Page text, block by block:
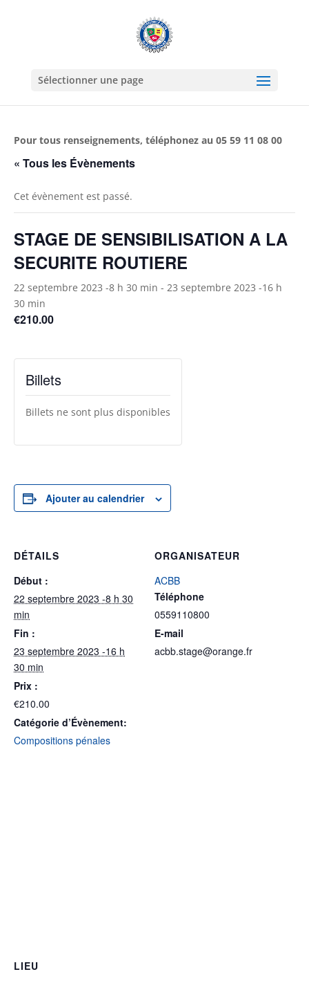
Sélectionner une page
Pour tous renseignements, téléphonez au 05 59 11 08 00
« Tous les Évènements
Cet évènement est passé.
STAGE DE SENSIBILISATION A LA
SECURITE ROUTIERE
22 septembre 2023 -8 h 30 min - 23 septembre 2023 -16 h
30 min
€210.00
Billets
Billets ne sont plus disponibles
Ajouter au calendrier
DÉTAILS
Début :
22 septembre 2023 -8 h 30
min
Fin :
23 septembre 2023 -16 h
30 min
Prix :
€210.00
Catégorie d’Évènement:
Compositions pénales
ORGANISATEUR
ACBB
Téléphone
0559110800
E-mail
acbb.stage@orange.fr
LIEU